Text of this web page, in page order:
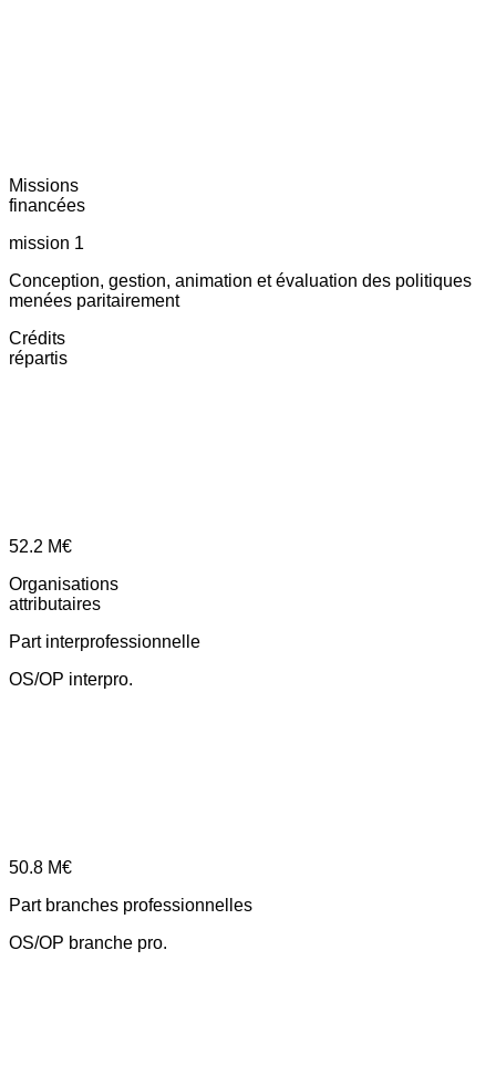
Missions
financées
mission 1
Conception, gestion, animation et évaluation des politiques
menées paritairement
Crédits
répartis
52.2 M€
Organisations
attributaires
Part interprofessionnelle
OS/OP interpro.
50.8 M€
Part branches professionnelles
OS/OP branche pro.